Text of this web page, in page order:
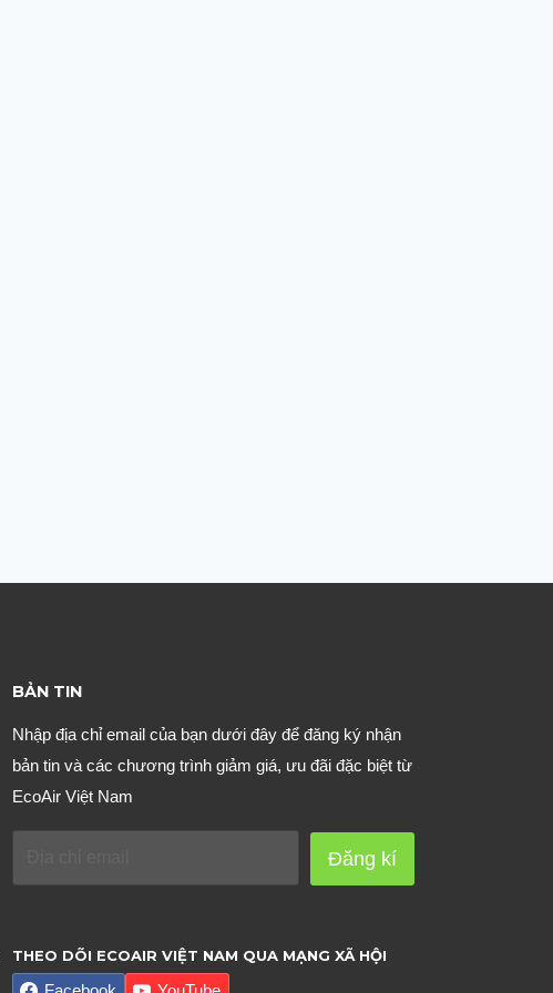
BẢN TIN
Nhập địa chỉ email của bạn dưới đây để đăng ký nhận
bản tin và các chương trình giảm giá, ưu đãi đặc biệt từ
EcoAir Việt Nam
Đăng kí
THEO DÕI ECOAIR VIỆT NAM QUA MẠNG XÃ HỘI